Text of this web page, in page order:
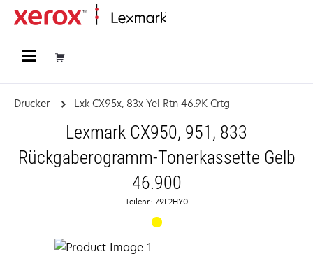
Drucker Lxk CX95x, 83x Yel Rtn 46.9K Crtg
Lexmark CX950, 951, 833
Rückgaberogramm-Tonerkassette Gelb
46.900
Teilenr.: 79L2HY0